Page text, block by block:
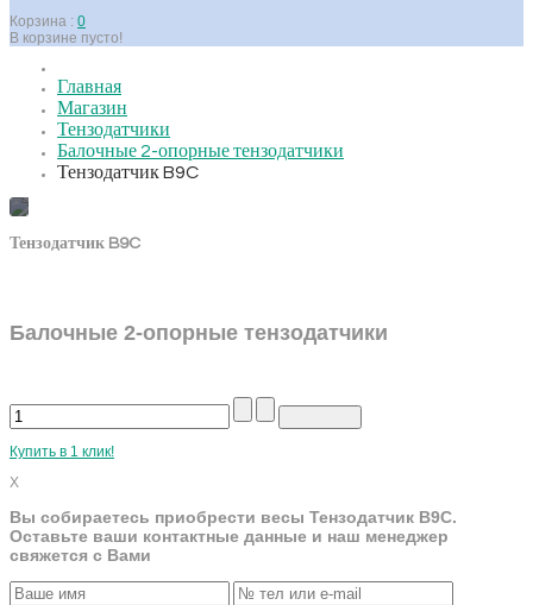
Корзина : 0
В корзине пусто!
Главная
Магазин
Тензодатчики
Балочные 2-опорные тензодатчики
Тензодатчик B9C
Тензодатчик B9C
Балочные 2-опорные тензодатчики
Купить в 1 клик!
X
Вы собираетесь приобрести весы Тензодатчик B9C.
Оставьте ваши контактные данные и наш менеджер
свяжется с Вами